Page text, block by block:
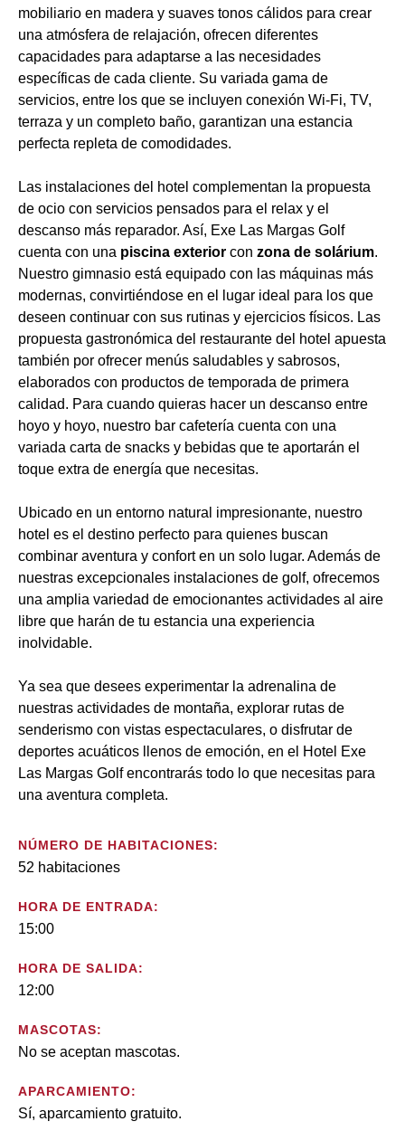
mobiliario en madera y suaves tonos cálidos para crear
una atmósfera de relajación, ofrecen diferentes
capacidades para adaptarse a las necesidades
específicas de cada cliente. Su variada gama de
servicios, entre los que se incluyen conexión Wi-Fi, TV,
terraza y un completo baño, garantizan una estancia
perfecta repleta de comodidades.
Las instalaciones del hotel complementan la propuesta
de ocio con servicios pensados para el relax y el
descanso más reparador. Así, Exe Las Margas Golf
cuenta con una piscina exterior con zona de solárium.
Nuestro gimnasio está equipado con las máquinas más
modernas, convirtiéndose en el lugar ideal para los que
deseen continuar con sus rutinas y ejercicios físicos. Las
propuesta gastronómica del restaurante del hotel apuesta
también por ofrecer menús saludables y sabrosos,
elaborados con productos de temporada de primera
calidad. Para cuando quieras hacer un descanso entre
hoyo y hoyo, nuestro bar cafetería cuenta con una
variada carta de snacks y bebidas que te aportarán el
toque extra de energía que necesitas.
Ubicado en un entorno natural impresionante, nuestro
hotel es el destino perfecto para quienes buscan
combinar aventura y confort en un solo lugar. Además de
nuestras excepcionales instalaciones de golf, ofrecemos
una amplia variedad de emocionantes actividades al aire
libre que harán de tu estancia una experiencia
inolvidable.
Ya sea que desees experimentar la adrenalina de
nuestras actividades de montaña, explorar rutas de
senderismo con vistas espectaculares, o disfrutar de
deportes acuáticos llenos de emoción, en el Hotel Exe
Las Margas Golf encontrarás todo lo que necesitas para
una aventura completa.
NÚMERO DE HABITACIONES:
52 habitaciones
HORA DE ENTRADA:
15:00
HORA DE SALIDA:
12:00
MASCOTAS:
No se aceptan mascotas.
APARCAMIENTO:
Sí, aparcamiento gratuito.